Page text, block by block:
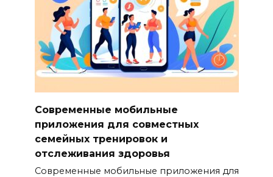
Современные мобильные
приложения для совместных
семейных тренировок и
отслеживания здоровья
Современные мобильные приложения для